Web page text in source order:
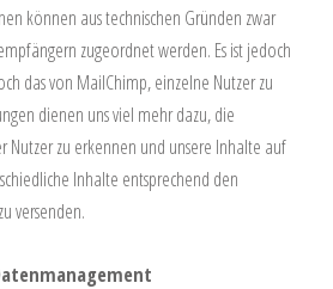
können aus technischen Gründen zwar
zugeordnet werden. Es ist jedoch
das von MailChimp, einzelne Nutzer zu
dienen uns viel mehr dazu, die
Nutzer zu erkennen und unsere Inhalte auf
Inhalte entsprechend den
versenden.